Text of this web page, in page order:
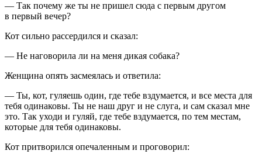
— Так почему же ты не пришел сюда с первым другом
в первый вечер?
Кот сильно рассердился и сказал:
— Не наговорила ли на меня дикая собака?
Женщина опять засмеялась и ответила:
— Ты, кот, гуляешь один, где тебе вздумается, и все места для
тебя одинаковы. Ты не наш друг и не слуга, и сам сказал мне
это. Так уходи и гуляй, где тебе вздумается, по тем местам,
которые для тебя одинаковы.
Кот притворился опечаленным и проговорил: